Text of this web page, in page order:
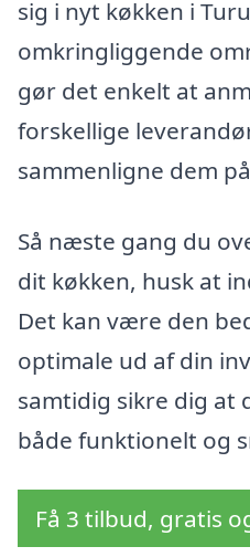
sig i nyt køkken i
omkringliggende
gør det enkelt at
forskellige
sammenligne dem
Så næste gang du
dit køkken, husk at
Det kan være den
optimale ud af din
samtidig sikre dig at
både funktionelt og
Få 3 tilbud, gratis